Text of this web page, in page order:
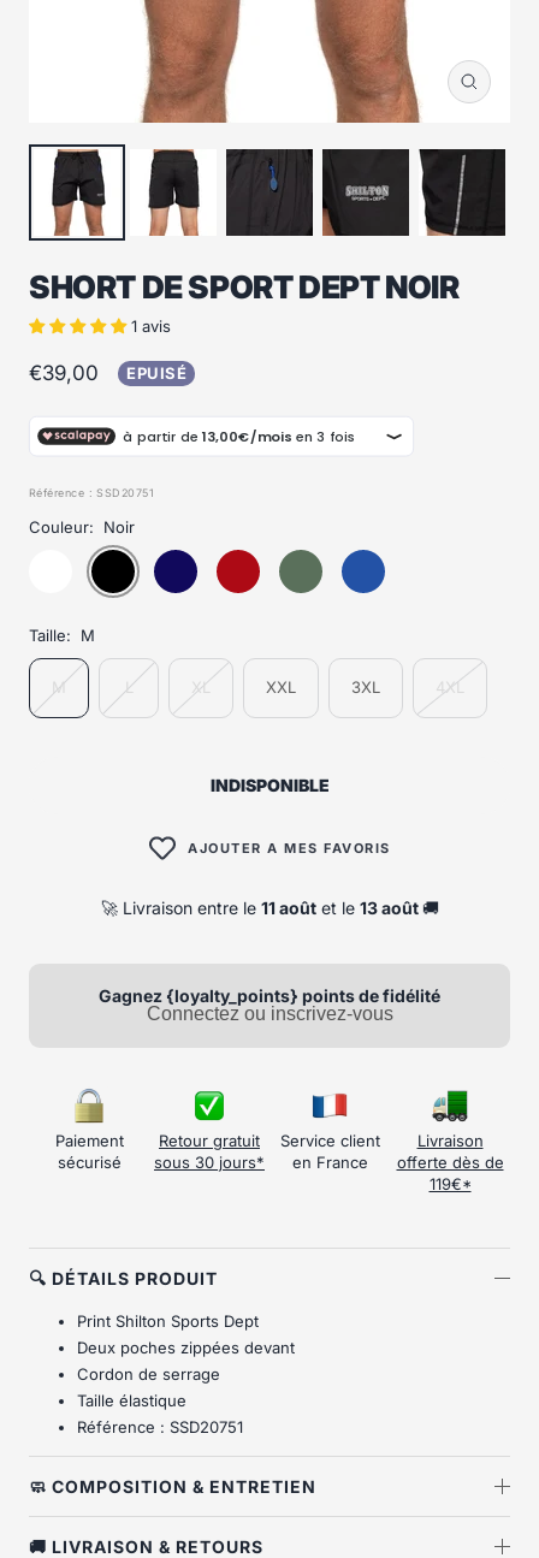
Zoom
SHORT DE SPORT DEPT NOIR
1 avis
Prix
vente
€39,00 EPUISÉ
Référence :SSD20751
Couleur: Noir
Taille: M
M L XL XXL 3XL 4XL
INDISPONIBLE
AJOUTER A MES FAVORIS
🚀 Livraison entre le 11 aoûtet le 13 août🚚
Gagnez {loyalty_points} points de fidélité
Connectez ou inscrivez-vous
Paiement
sécurisé
Retour gratuit
sous 30 jours*
Service client
en France
Livraison
offerte dès de
119€*
🔍 DÉTAILS PRODUIT
Print Shilton Sports Dept
Deux poches zippées devant
Cordon de serrage
Taille élastique
Référence : SSD20751
🧼 COMPOSITION & ENTRETIEN
🚚 LIVRAISON & RETOURS